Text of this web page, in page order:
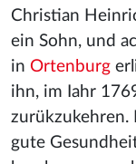
Christian
ein Sohn, und
in Ortenburg
ihn, im Iahr
zurükzukehren.
gute